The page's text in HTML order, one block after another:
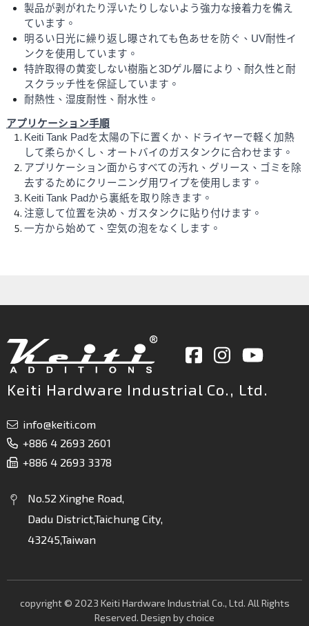
製品が剥がれたり浮いたりしないよう強力な接着力を備え
ています。
明るい日光に繰り返し曝されても色あせを防ぐ、UV耐性イ
ンクを使用しています。
特許取得の黄変しない樹脂と3Dゲル層により、耐久性と耐
スクラッチ性を保証しています。
耐熱性、湿度耐性、耐水性。
アプリケーション手順
Keiti Tank Padを太陽の下に置くか、ドライヤーで軽く加熱
して柔らかくし、オートバイのガスタンクに合わせます。
アプリケーション面からすべての汚れ、グリース、ゴミを除
去するためにクリーニング用ワイプを使用します。
Keiti Tank Padから裏紙を取り除きます。
注意して位置を決め、ガスタンクに貼り付けます。
一方から始めて、空気の泡をなくします。
Keiti Hardware Industrial Co., Ltd.
info@keiti.com
+886 4 2693 2601
+886 4 2693 3378
No.52 Xinghe Road,
Dadu District,Taichung City,
43245,Taiwan
copyright © 2023 Keiti Hardware Industrial Co., Ltd. All Rights
Reserved. Design bychoice